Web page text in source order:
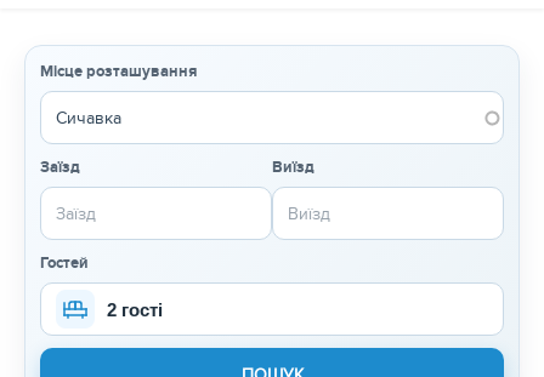
Місце розташування
Заїзд Виїзд
Гостей
2 гості